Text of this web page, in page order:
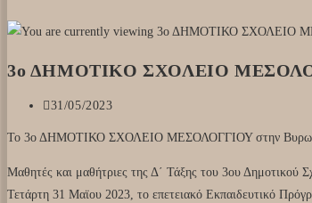
3ο ΔΗΜΟΤΙΚΟ ΣΧΟΛΕΙΟ
31/05/2023
Το 3ο ΔΗΜΟΤΙΚΟ ΣΧΟΛΕΙΟ ΜΕΣΟΛΟΓΓΙΟΥ στην
Μαθητές και μαθήτριες της Δ΄ Τάξης του 3ου Δημοτικού
Τετάρτη 31 Μαϊου 2023, το επετειακό Εκπαιδευτικό